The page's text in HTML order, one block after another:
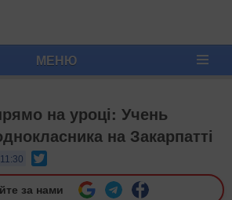
МЕНЮ
на уроці: Учень
на Закарпатті
за нами